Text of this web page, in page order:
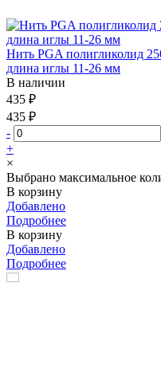
Нить PGA полигликолид
длина иглы 11-26 мм
В наличии
435 ₽
435 ₽
-
+
×
Выбрано максимальное
В корзину
Добавлено
Подробнее
В корзину
Добавлено
Подробнее